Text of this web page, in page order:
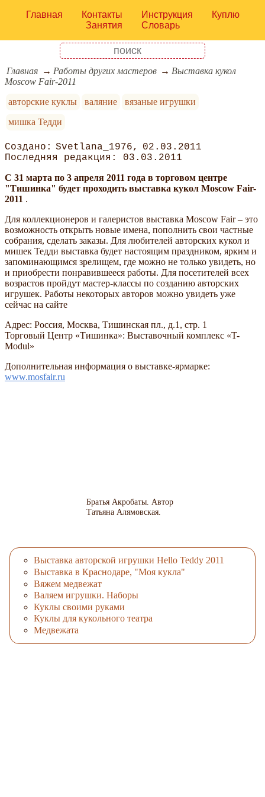
Главная Контакты Инструкция
Куплю
Занятия
Словарь
Главная Работы других мастеров
Выставка кукол
Moscow Fair-2011
авторские куклы
валяние
вязаные игрушки
мишка Тедди
Svetlana_1976
02.03.2011
03.03.2011
С 31 марта по 3 апреля 2011 года в торговом центре
"Тишинка" будет проходить выставка кукол Moscow Fair-
2011 .
Для коллекционеров и галеристов выставка Moscow Fair – это
возможность открыть новые имена, пополнить свои частные
собрания, сделать заказы. Для любителей авторских кукол и
мишек Тедди выставка будет настоящим праздником, ярким и
запоминающимся зрелищем, где можно не только увидеть, но
и приобрести понравившееся работы. Для посетителей всех
возрастов пройдут мастер-классы по созданию авторских
игрушек. Работы некоторых авторов можно увидеть уже
сейчас на сайте
Адрес: Россия, Москва, Тишинская пл., д.1, стр. 1
Торговый Центр «Тишинка»: Выставочный комплекс «T-
Modul»
Дополнительная информация о выставке-ярмарке:
www.mosfair.ru
Братья Акробаты. Автор
Татьяна Алямовская.
Выставка авторской игрушки Hello Teddy 2011
Выставка в Краснодаре, "Моя кукла"
Вяжем медвежат
Валяем игрушки. Наборы
Куклы своими руками
Куклы для кукольного театра
Медвежата